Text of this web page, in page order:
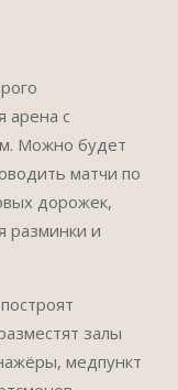
арена с
Можно будет
матчи по
дорожек,
разминки и
залы
медпункт